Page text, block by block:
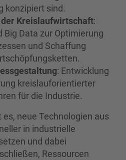
konzipiert sind.
Kreislaufwirtschaft:
Big Data zur Optimierung
und Schaffung
: Entwicklung
kreislauforientierter
für die Industrie.
neue Technologien aus
in industrielle
und dabei
Ressourcen